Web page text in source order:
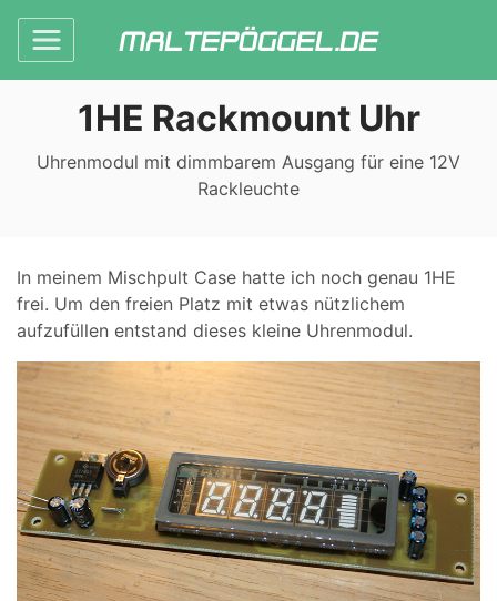
1HE Rackmount Uhr
Uhrenmodul mit dimmbarem Ausgang für eine 12V
Rackleuchte
In meinem Mischpult Case hatte ich noch genau 1HE
frei. Um den freien Platz mit etwas nützlichem
aufzufüllen entstand dieses kleine Uhrenmodul.